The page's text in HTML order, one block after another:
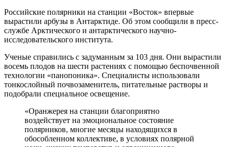
Российские полярники на станции «Восток» впервые
вырастили арбузы в Антарктиде. Об этом сообщили в пресс-
службе Арктического и антарктического научно-
исследовательского института.
Ученые справились с задуманным за 103 дня. Они вырастили
восемь плодов на шести растениях с помощью беспочвенной
технологии «панопоника». Специалисты использовали
тонкослойный почвозаменитель, питательные растворы и
подобрали специальное освещение.
«Оранжерея на станции благоприятно
воздействует на эмоциональное состояние
полярников, многие месяцы находящихся в
обособленном коллективе, в условиях полярной